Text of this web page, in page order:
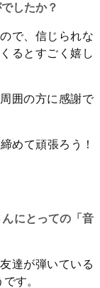
したか？
で、信じられな
るとすごく嬉し
囲の方に感謝で
めて頑張ろう！
にとっての「音
達が弾いている
す。